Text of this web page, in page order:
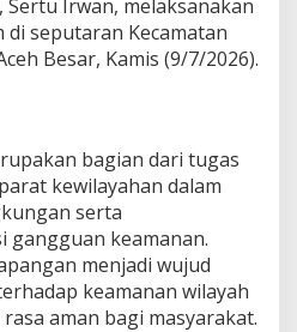
Sertu Irwan, melaksanakan
seputaran Kecamatan
Besar, Kamis (9/7/2026).
bagian dari tugas
kewilayahan dalam
serta
gangguan keamanan.
menjadi wujud
keamanan wilayah
aman bagi masyarakat.